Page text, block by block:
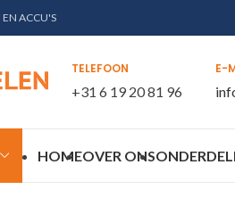
EN ACCU'S
TELEFOON
+31 6 19 20 81 96
E-
HOMEOVER ONS